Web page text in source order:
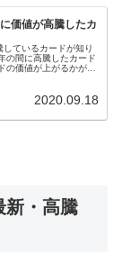
価値が高騰したカ
ているカードが知り
の間に高騰したカード
の価値が上がるかが判
2020.09.18
新・高騰